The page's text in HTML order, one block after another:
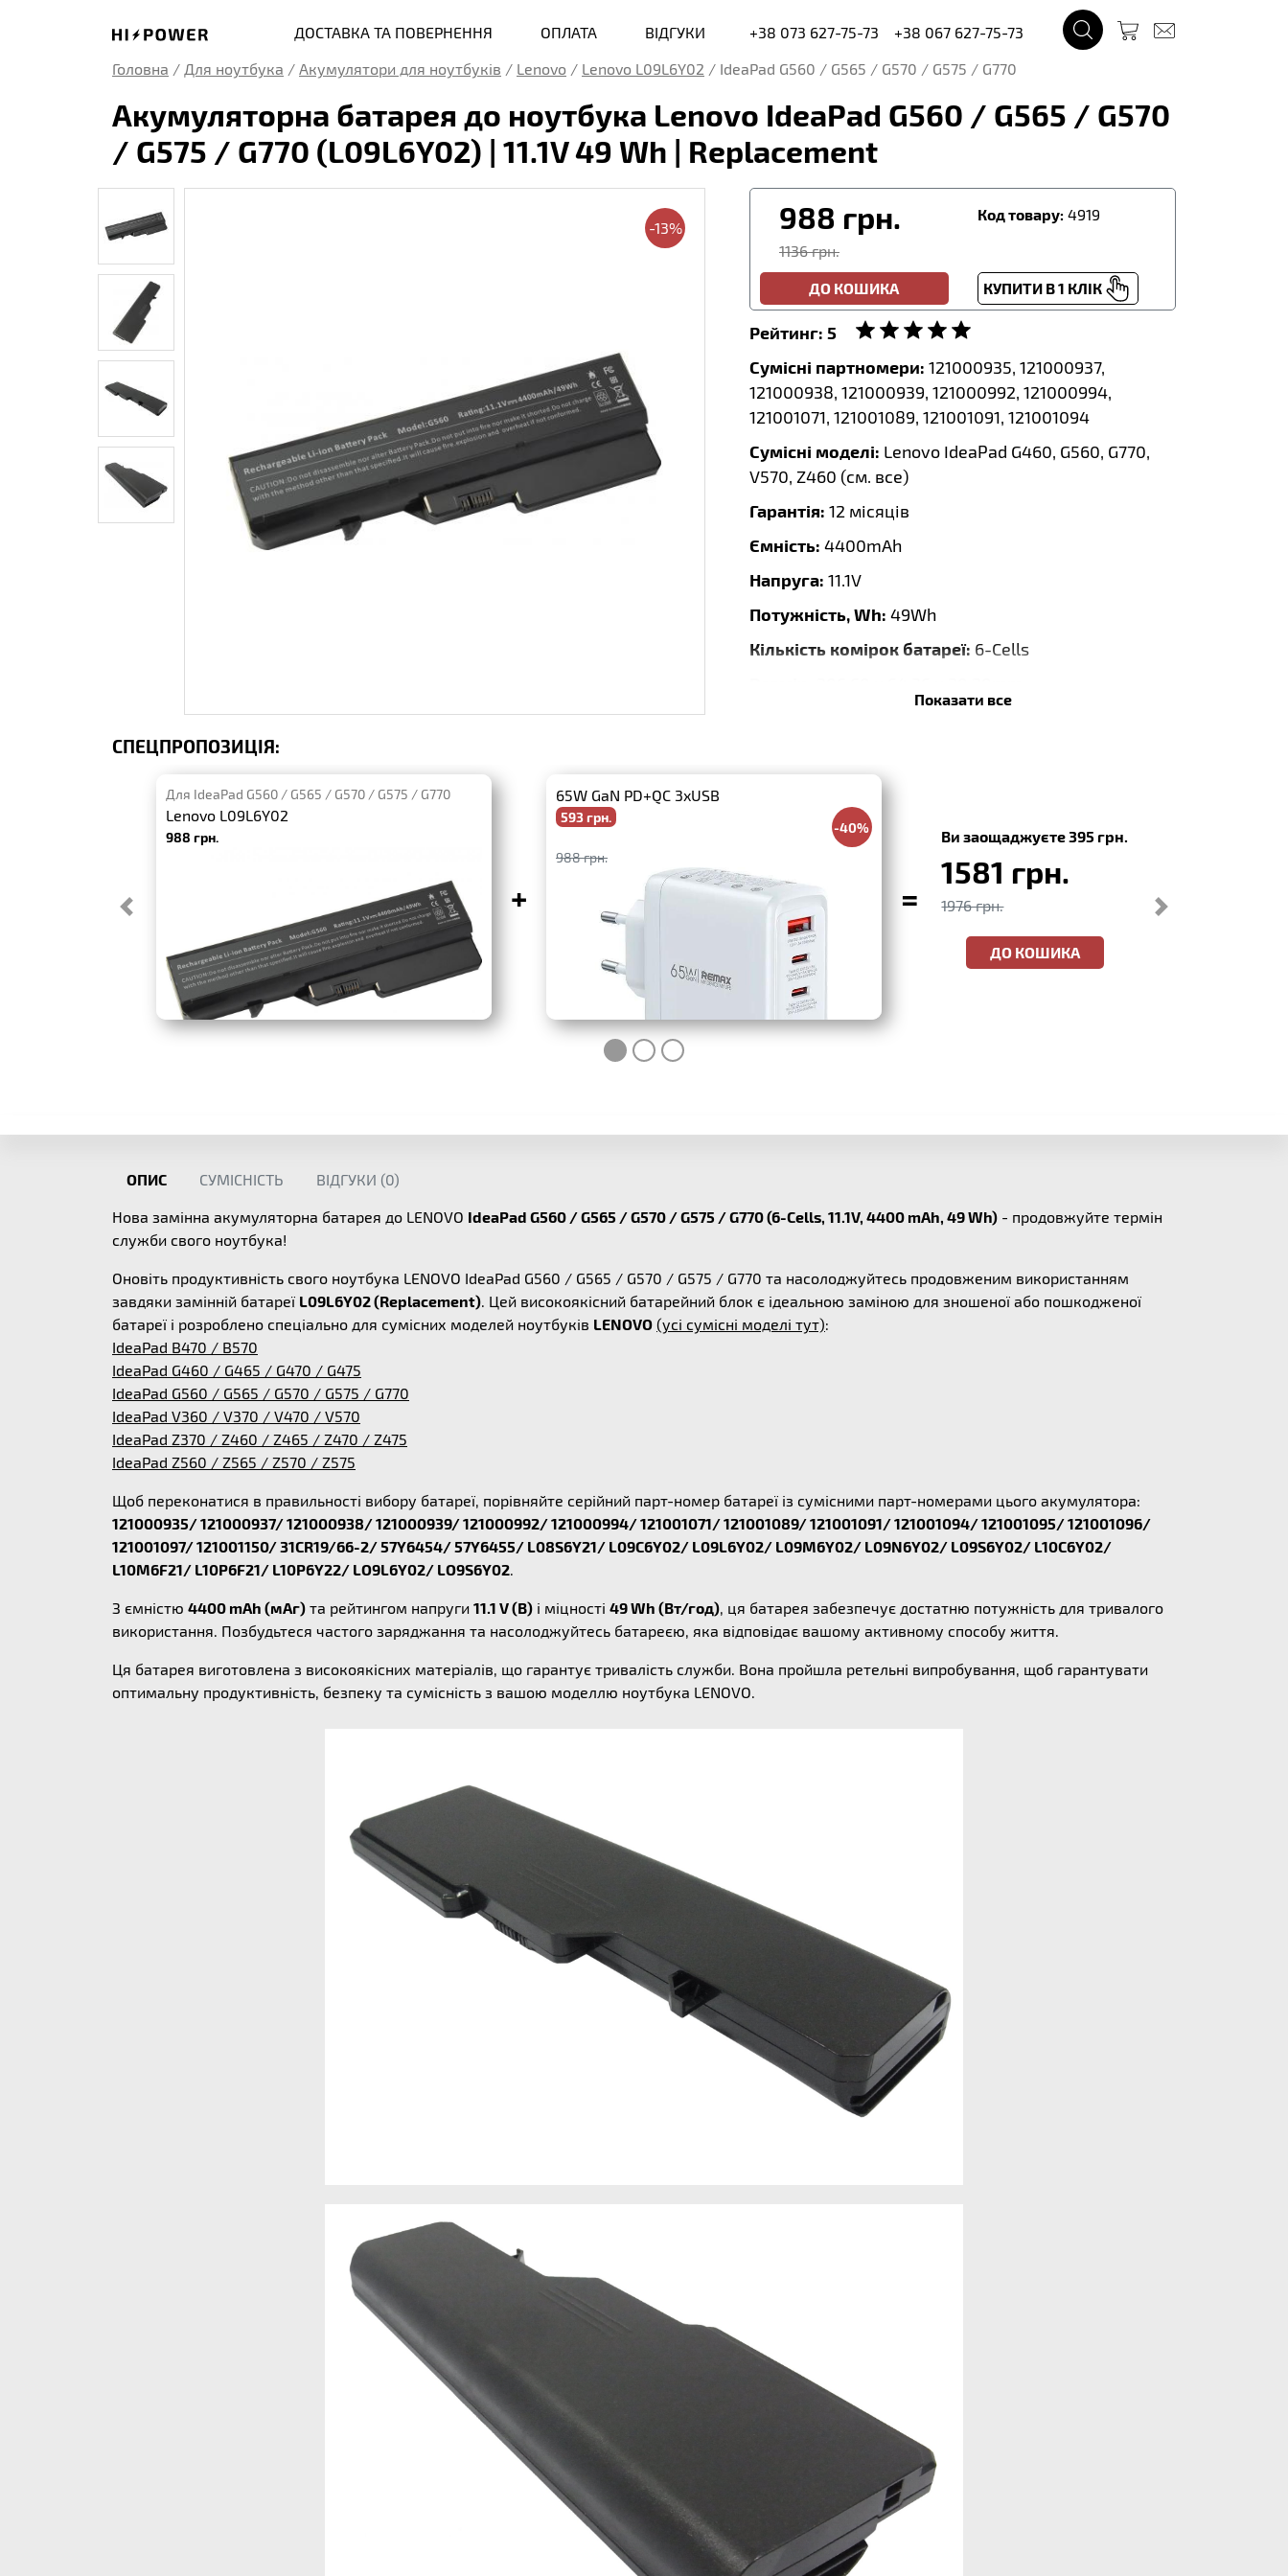
ДОСТАВКА ТА ПОВЕРНЕННЯ ОПЛАТА ВІДГУКИ +38 073 627-75-73
+38 067 627-75-73
Головна / Для ноутбука / Акумулятори для ноутбуків / Lenovo / Lenovo L09L6Y02 / IdeaPad G560 / G565 / G570 / G575 / G770
Акумуляторна батарея до ноутбука Lenovo IdeaPad G560 / G565 / G570
/ G575 / G770 (L09L6Y02) | 11.1V 49 Wh | Replacement
-13% 988 грн.
1136 грн.
Код товару: 4919
ДО КОШИКА КУПИТИ В 1 КЛІК
Рейтинг: 5
Сумісні партномери: 121000935, 121000937,
121000938, 121000939, 121000992, 121000994,
121001071, 121001089, 121001091, 121001094
Сумісні моделі: Lenovo IdeaPad G460, G560, G770,
V570, Z460 (см. все)
Гарантія: 12 місяців
Ємність: 4400mAh
Напруга: 11.1V
Потужність, Wh: 49Wh
Кількість комірок батареї: 6-Cells
Показати все
СПЕЦПРОПОЗИЦІЯ:
Для IdeaPad G560 / G565 / G570 / G575 / G770
Lenovo L09L6Y02
988 грн.
+
65W GaN PD+QC 3xUSB
593 грн.
-40%
988 грн.
=
Ви заощаджуєте 395 грн.
1581 грн.
1976 грн.
ДО КОШИКА
ОПИС СУМІСНІСТЬ ВІДГУКИ (0)
Нова замінна акумуляторна батарея до LENOVO IdeaPad G560 / G565 / G570 / G575 / G770 (6-Cells, 11.1V, 4400 mAh, 49 Wh) - продовжуйте термін
служби свого ноутбука!
Оновіть продуктивність свого ноутбука LENOVO IdeaPad G560 / G565 / G570 / G575 / G770 та насолоджуйтесь продовженим використанням
завдяки замінній батареї L09L6Y02 (Replacement). Цей високоякісний батарейний блок є ідеальною заміною для зношеної або пошкодженої
батареї і розроблено спеціально для сумісних моделей ноутбуків LENOVO (усі сумісні моделі тут):
IdeaPad B470 / B570
IdeaPad G460 / G465 / G470 / G475
IdeaPad G560 / G565 / G570 / G575 / G770
IdeaPad V360 / V370 / V470 / V570
IdeaPad Z370 / Z460 / Z465 / Z470 / Z475
IdeaPad Z560 / Z565 / Z570 / Z575
Щоб переконатися в правильності вибору батареї, порівняйте серійний парт-номер батареї із сумісними парт-номерами цього акумулятора:
121000935/ 121000937/ 121000938/ 121000939/ 121000992/ 121000994/ 121001071/ 121001089/ 121001091/ 121001094/ 121001095/ 121001096/
121001097/ 121001150/ 31CR19/66-2/ 57Y6454/ 57Y6455/ L08S6Y21/ L09C6Y02/ L09L6Y02/ L09M6Y02/ L09N6Y02/ L09S6Y02/ L10C6Y02/
L10M6F21/ L10P6F21/ L10P6Y22/ LO9L6Y02/ LO9S6Y02.
З ємністю 4400 mAh (мАг) та рейтингом напруги 11.1 V (В) і міцності 49 Wh (Вт/год), ця батарея забезпечує достатню потужність для тривалого
використання. Позбудьтеся частого заряджання та насолоджуйтесь батареєю, яка відповідає вашому активному способу життя.
Ця батарея виготовлена з високоякісних матеріалів, що гарантує тривалість служби. Вона пройшла ретельні випробування, щоб гарантувати
оптимальну продуктивність, безпеку та сумісність з вашою моделлю ноутбука LENOVO.